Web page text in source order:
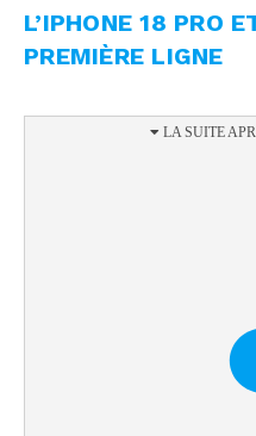
L’IPHONE 18 PRO
PREMIÈRE LIGNE